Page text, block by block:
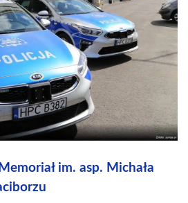
im. asp. Michała